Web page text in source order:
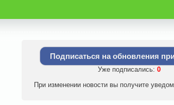
Подписаться на обновления
Уже подписались: 0
При изменении новости вы получите